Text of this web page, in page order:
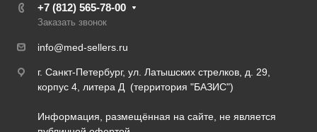
+7 (812) 565-78-00
Заказать звонок
info@med-sellers.ru
г. Санкт-Петербург, ул. Латышских стрелков, д. 29,
корпус 4, литера Д (территория "БАЗИС")
Информация, размещённая на сайте, не является